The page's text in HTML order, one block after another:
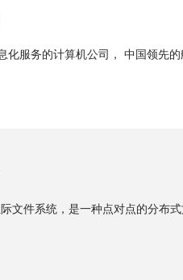
服务的计算机公司， 中国领先
文件系统，是一种点对点的分